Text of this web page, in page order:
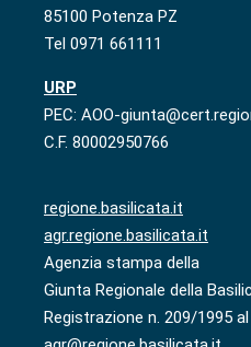
85100 Potenza PZ
Tel 0971 661111
URP
PEC: AOO-
C.F. 80002950766
regione.basilicata.it
agr.regione.basilicata.it
Agenzia stampa della
Giunta Regionale della
Registrazione n. 209/1995